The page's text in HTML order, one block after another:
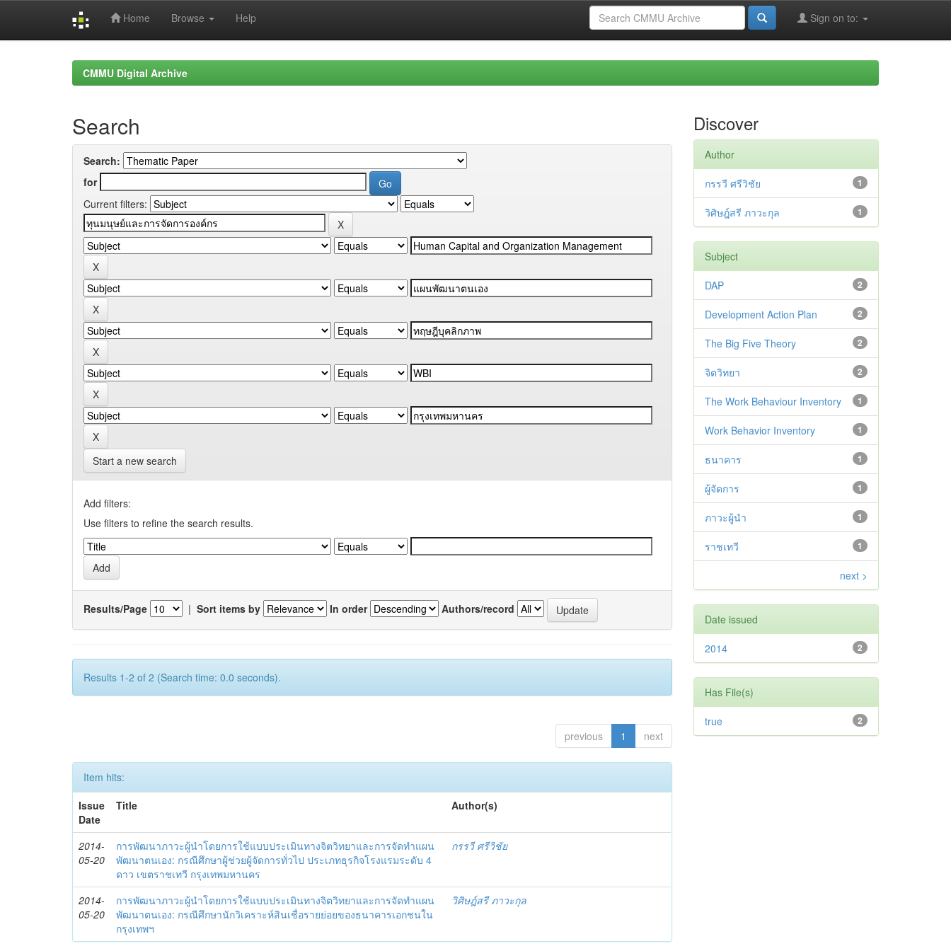
Home Browse Help Sign on to:
CMMU Digital Archive
Search
Search:
for
Current filters:
Start a new search
Add filters:
Use filters to refine the search results.
Results/Page | Sort items by In order Authors/record
Results 1-2 of 2 (Search time: 0.0 seconds).
previous 1 next
Item hits:
Issue
Date
Title Author(s)
2014-
05-20
การพัฒนาภาวะผู้นำโดยการใช้แบบประเมินทางจิตวิทยาและการจัดทำแผน
พัฒนาตนเอง: กรณีศึกษาผู้ช่วยผู้จัดการทั่วไป ประเภทธุรกิจโรงแรมระดับ 4
ดาว เขตราชเทวี กรุงเทพมหานคร
กรรวี ศรีวิชัย
2014-
05-20
การพัฒนาภาวะผู้นำโดยการใช้แบบประเมินทางจิตวิทยาและการจัดทำแผน
พัฒนาตนเอง: กรณีศึกษานักวิเคราะห์สินเชื่อรายย่อยของธนาคารเอกชนใน
กรุงเทพฯ
วิศิษฎ์สรี ภาวะกุล
Discover
Author
1
กรรวี ศรีวิชัย
1
วิศิษฎ์สรี ภาวะกุล
Subject
2
DAP
2
Development Action Plan
2
The Big Five Theory
2
จิตวิทยา
1
The Work Behaviour Inventory
1
Work Behavior Inventory
1
ธนาคาร
1
ผู้จัดการ
1
ภาวะผู้นำ
1
ราชเทวี
next >
Date issued
2
2014
Has File(s)
2
true